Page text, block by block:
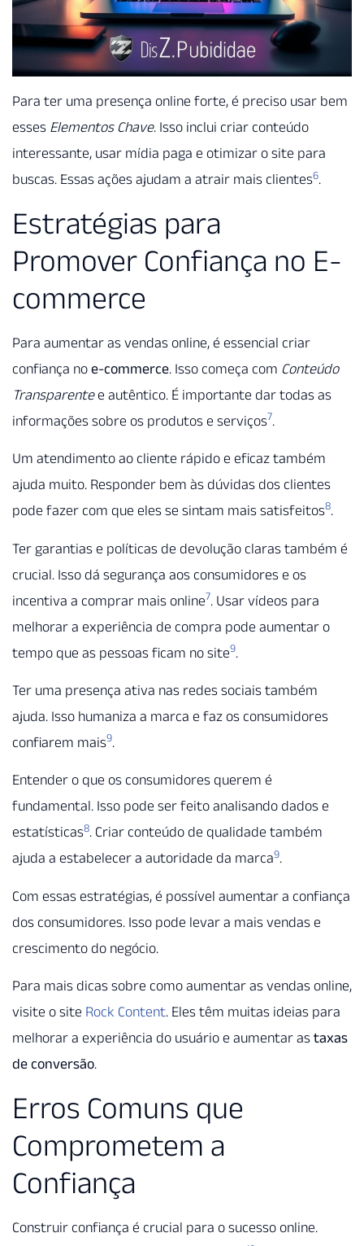
Para ter uma presença online forte, é preciso usar bem
esses Elementos Chave. Isso inclui criar conteúdo
interessante, usar mídia paga e otimizar o site para
buscas. Essas ações ajudam a atrair mais clientes6.
Estratégias para
Promover Confiança no E-
commerce
Para aumentar as vendas online, é essencial criar
confiança no e-commerce. Isso começa com Conteúdo
Transparentee autêntico. É importante dar todas as
informações sobre os produtos e serviços7.
Um atendimento ao cliente rápido e eficaz também
ajuda muito. Responder bem às dúvidas dos clientes
pode fazer com que eles se sintam mais satisfeitos8.
Ter garantias e políticas de devolução claras também é
crucial. Isso dá segurança aos consumidores e os
incentiva a comprar mais online7. Usar vídeos para
melhorar a experiência de compra pode aumentar o
tempo que as pessoas ficam no site9.
Ter uma presença ativa nas redes sociais também
ajuda. Isso humaniza a marca e faz os consumidores
confiarem mais9.
Entender o que os consumidores querem é
fundamental. Isso pode ser feito analisando dados e
estatísticas8. Criar conteúdo de qualidade também
ajuda a estabelecer a autoridade da marca9.
Com essas estratégias, é possível aumentar a confiança
dos consumidores. Isso pode levar a mais vendas e
crescimento do negócio.
Para mais dicas sobre como aumentar as vendas online,
visite o site Rock Content. Eles têm muitas ideias para
melhorar a experiência do usuário e aumentar as taxas
de conversão.
Erros Comuns que
Comprometem a
Confiança
Construir confiança é crucial para o sucesso online.